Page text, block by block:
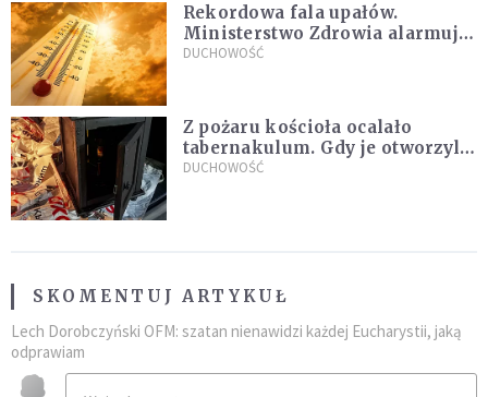
Rekordowa fala upałów.
Ministerstwo Zdrowia alarmuje
po doświadczeniach z czerwca
DUCHOWOŚĆ
Z pożaru kościoła ocalało
tabernakulum. Gdy je otworzyli,
"zapach świeżego chleba
DUCHOWOŚĆ
SKOMENTUJ ARTYKUŁ
Lech Dorobczyński OFM: szatan nienawidzi każdej Eucharystii, jaką
odprawiam